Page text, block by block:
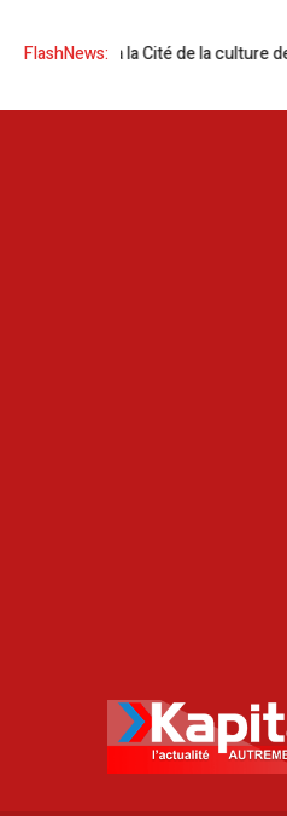
FlashNews:
à la Cité de la culture de Tunis